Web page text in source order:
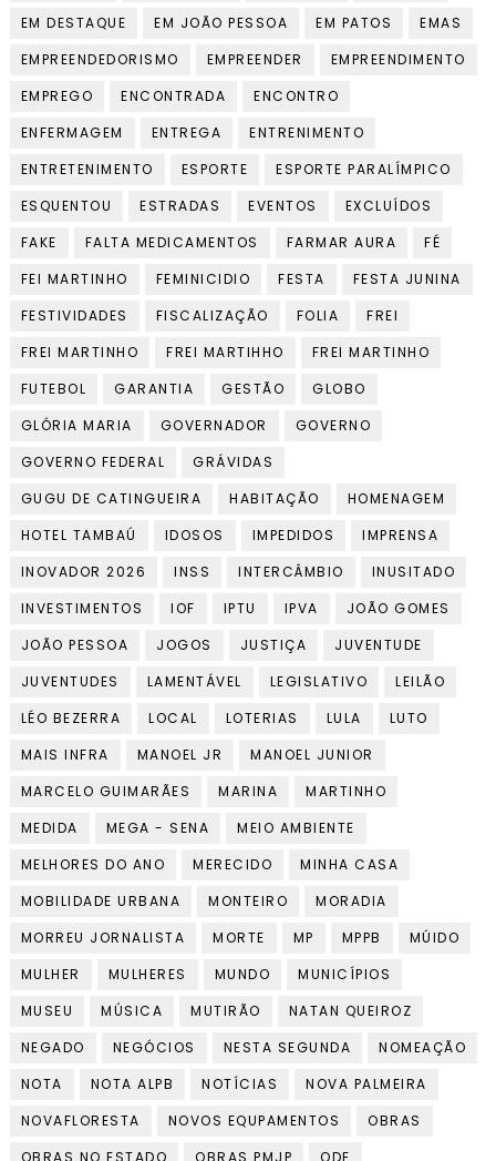
EM DESTAQUE
EM JOÃO PESSOA EM PATOS
EMAS
EMPREENDEDORISMO
EMPREENDER
EMPREENDIMENTO
EMPREGO
ENCONTRADA
ENCONTRO
ENFERMAGEM
ENTREGA
ENTRENIMENTO
ENTRETENIMENTO
ESPORTE
ESPORTE PARALÍMPICO
ESQUENTOU
ESTRADAS EVENTOS
EXCLUÍDOS
FAKE
FALTA MEDICAMENTOS FARMAR AURA
FÉ
FEI MARTINHO
FEMINICIDIO FESTA
FESTA JUNINA
FESTIVIDADES
FISCALIZAÇÃO FOLIA
FREI
FREI MARTINHO
FREI MARTIHHO
FREI MARTINHO
FUTEBOL
GARANTIA GESTÃO
GLOBO
GLÓRIA MARIA
GOVERNADOR
GOVERNO
GOVERNO FEDERAL
GRÁVIDAS
GUGU DE CATINGUEIRA
HABITAÇÃO
HOMENAGEM
HOTEL TAMBAÚ
IDOSOS IMPEDIDOS
IMPRENSA
INOVADOR 2026
INSS INTERCÂMBIO
INUSITADO
INVESTIMENTOS
IOF IPTU IPVA
JOÃO GOMES
JOÃO PESSOA
JOGOS JUSTIÇA
JUVENTUDE
JUVENTUDES
LAMENTÁVEL LEGISLATIVO
LEILÃO
LÉO BEZERRA
LOCAL LOTERIAS LULA
LUTO
MAIS INFRA
MANOEL JR
MANOEL JUNIOR
MARCELO GUIMARÃES
MARINA
MARTINHO
MEDIDA
MEGA - SENA
MEIO AMBIENTE
MELHORES DO ANO
MERECIDO
MINHA CASA
MOBILIDADE URBANA
MONTEIRO
MORADIA
MORREU JORNALISTA
MORTE MP MPPB
MÚIDO
MULHER
MULHERES MUNDO
MUNICÍPIOS
MUSEU
MÚSICA MUTIRÃO
NATAN QUEIROZ
NEGADO
NEGÓCIOS NESTA SEGUNDA
NOMEAÇÃO
NOTA
NOTA ALPB NOTÍCIAS
NOVA PALMEIRA
NOVAFLORESTA
NOVOS EQUPAMENTOS
OBRAS
OBRAS NO ESTADO
OBRAS PMJP
ODE